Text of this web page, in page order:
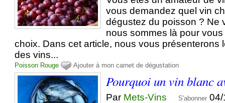
vous demandez quel vin
dégustez du poisson ? Ne
nous sommes là pour
choix. Dans cet article, nous vous présenterons
des vins...
Poisson Rouge Ajouter à mon carnet de dégustation
Pourquoi un vin blanc
Par Mets-Vins S'abonner